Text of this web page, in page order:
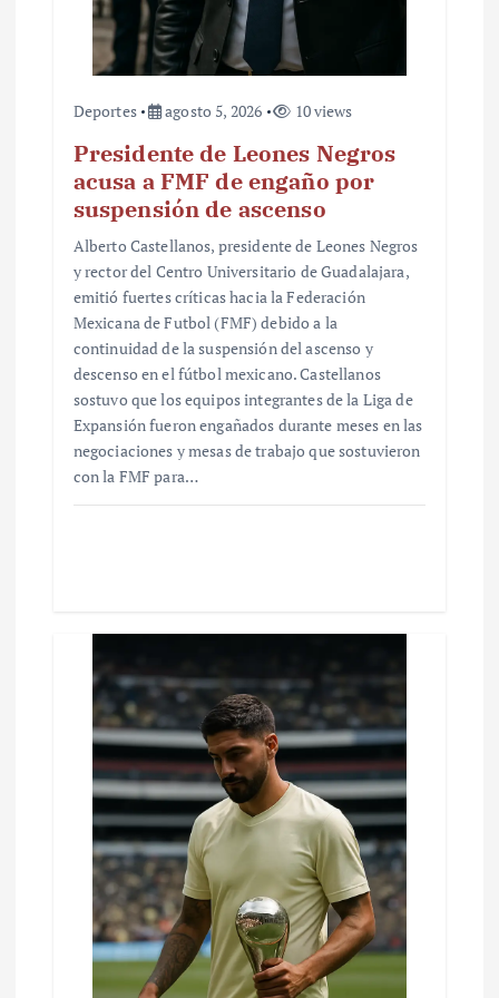
Deportes agosto 5, 2026 10 views
Presidente de Leones Negros
acusa a FMF de engaño por
suspensión de ascenso
Alberto Castellanos, presidente de Leones Negros
y rector del Centro Universitario de Guadalajara,
emitió fuertes críticas hacia la Federación
Mexicana de Futbol (FMF) debido a la
continuidad de la suspensión del ascenso y
descenso en el fútbol mexicano. Castellanos
sostuvo que los equipos integrantes de la Liga de
Expansión fueron engañados durante meses en las
negociaciones y mesas de trabajo que sostuvieron
con la FMF para…